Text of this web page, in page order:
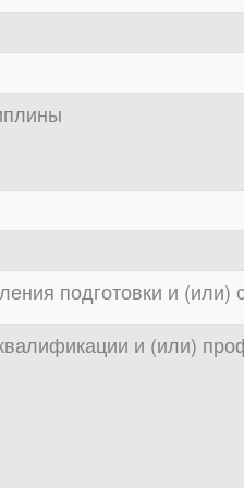
подготовки и (или)
и (или)